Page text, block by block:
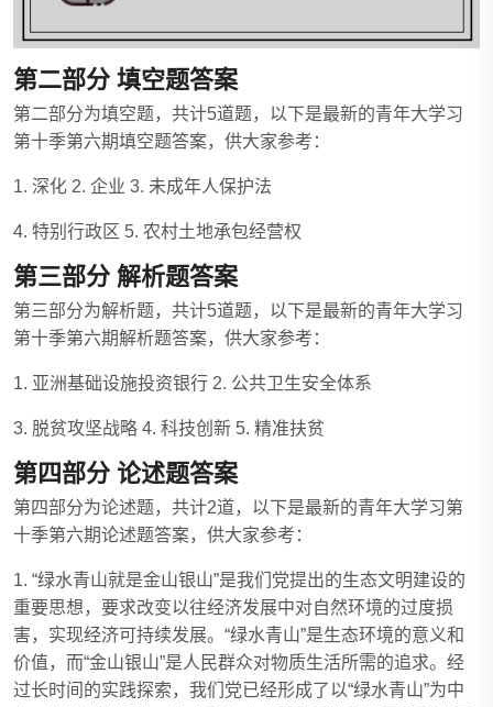
第二部分 填空题答案
第二部分为填空题，共计5道题，以下是最新的青年大学习
第十季第六期填空题答案，供大家参考：
1. 深化 2. 企业 3. 未成年人保护法
4. 特别行政区 5. 农村土地承包经营权
第三部分 解析题答案
第三部分为解析题，共计5道题，以下是最新的青年大学习
第十季第六期解析题答案，供大家参考：
1. 亚洲基础设施投资银行 2. 公共卫生安全体系
3. 脱贫攻坚战略 4. 科技创新 5. 精准扶贫
第四部分 论述题答案
第四部分为论述题，共计2道，以下是最新的青年大学习第
十季第六期论述题答案，供大家参考：
1. “绿水青山就是金山银山”是我们党提出的生态文明建设的
重要思想，要求改变以往经济发展中对自然环境的过度损
害，实现经济可持续发展。“绿水青山”是生态环境的意义和
价值，而“金山银山”是人民群众对物质生活所需的追求。经
过长时间的实践探索，我们党已经形成了以“绿水青山”为中